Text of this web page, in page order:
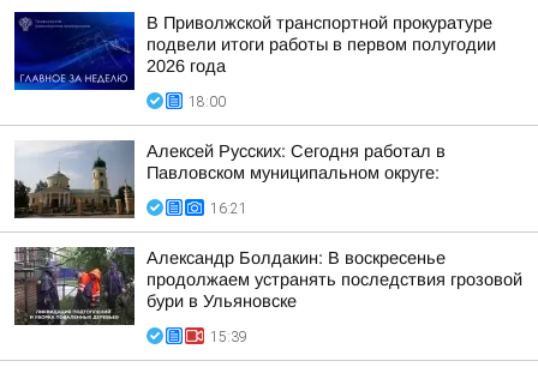
В Приволжской транспортной прокуратуре
подвели итоги работы в первом полугодии
2026 года
18:00
Алексей Русских: Сегодня работал в
Павловском муниципальном округе:
16:21
Александр Болдакин: В воскресенье
продолжаем устранять последствия грозовой
бури в Ульяновске
15:39